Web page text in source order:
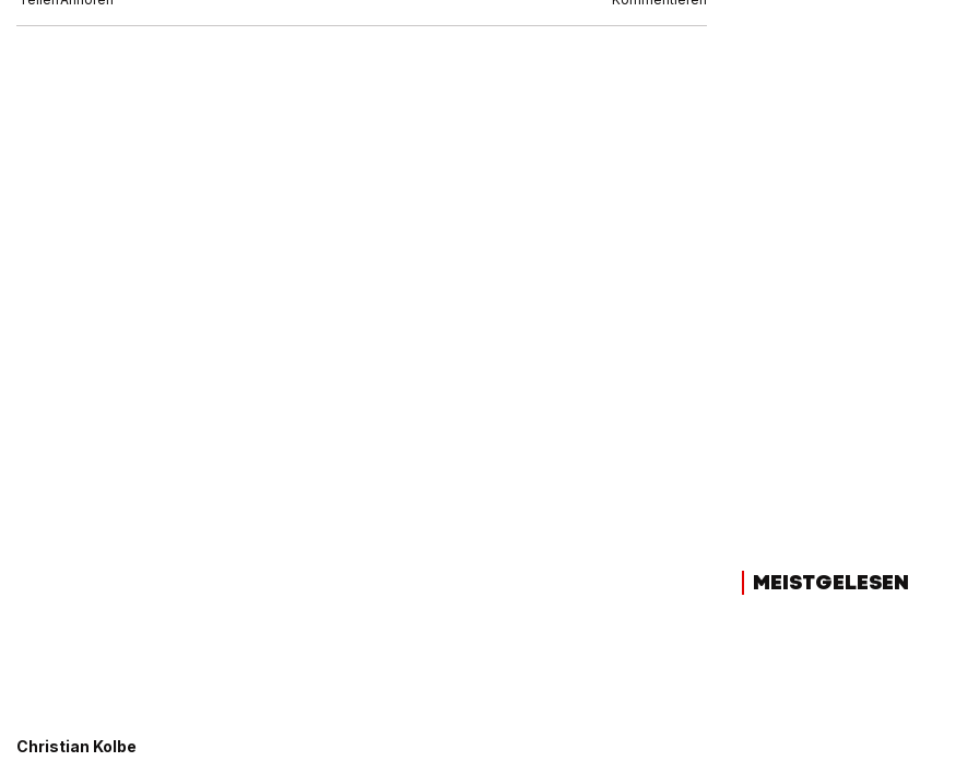
Christian Kolbe
MEISTGELESEN